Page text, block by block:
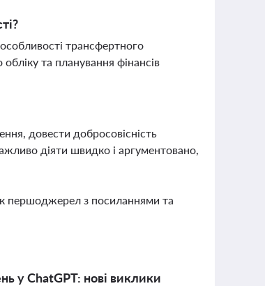
трансфертного
та планування фінансів
довести добросовісність
діяти швидко і аргументовано,
першоджерел з посиланнями та
у ChatGPT: нові виклики